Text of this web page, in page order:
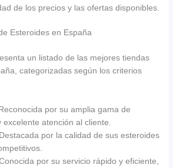
de los precios y las ofertas disponibles.
Esteroides en España
un listado de las mejores tiendas
categorizadas según los criterios
Reconocida por su amplia gama de
excelente atención al cliente.
Destacada por la calidad de sus esteroides
por su servicio rápido y eficiente,